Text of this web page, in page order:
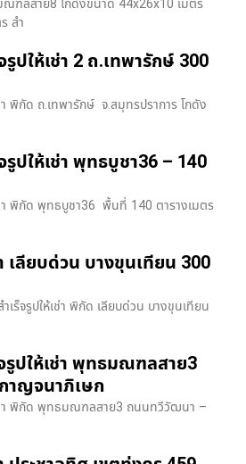
ณฑลสาย8 โกดังขนาด 44x26x10 เมตร
สำ
รูปให้เช่า 2 ถ.เทพารักษ์ 300
า พิกัด ถ.เทพารักษ์ จ.สมุทรปราการ โกดัง
รูปให้เช่า พุทธบูชา36 – 140
ช่า พิกัด พุทธบูชา36 พื้นที่ 140 ตารางเมตร
เลียบด่วน บางขุนเทียน 300
เร็จรูปให้เช่า พิกัด เลียบด่วน​ บางขุนเทียน​
รูปให้เช่า พุทธมณฑลสาย3
าญจนาภิเษก
ช่า พิกัด พุทธมณฑลสาย3 ถนนทวีวัฒนา –